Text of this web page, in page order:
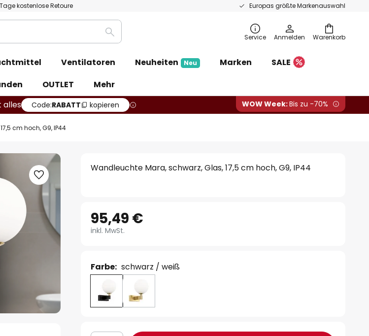
kostenlose Retoure Europas größte Markenauswahl
Warenkorb
Suche Service Anmelden
Ventilatoren Neuheiten Neu Marken
SALE
OUTLET
Mehr
alles Code:RABATT kopieren WOW Week:Bis zu -70%
cm hoch, G9, IP44
Wandleuchte Mara, schwarz, Glas, 17,5 cm hoch, G9, IP44
95,49 €
inkl. MwSt.
Farbe: schwarz / weiß